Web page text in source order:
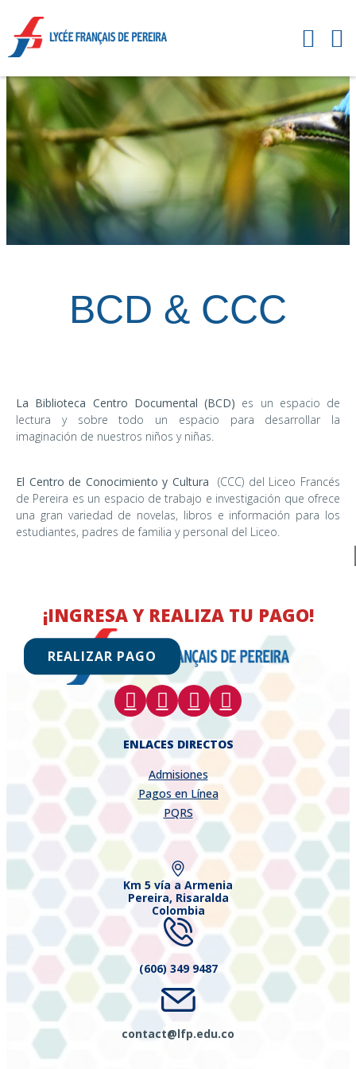
BCD & CCC
La Biblioteca Centro Documental (BCD) es un espacio de
lectura y sobre todo un espacio para desarrollar la
imaginación de nuestros niños y niñas.
El Centro de Conocimiento y Cultura (CCC) del Liceo Francés
de Pereira es un espacio de trabajo e investigación que ofrece
una gran variedad de novelas, libros e información para los
estudiantes, padres de familia y personal del Liceo.
ENLACES DIRECTOS
Admisiones
Pagos en Línea
PQRS
Km 5 vía a Armenia
Pereira, Risaralda
Colombia
(606) 349 9487
contact@lfp.edu.co
¡INGRESA Y REALIZA TU PAGO!
REALIZAR PAGO